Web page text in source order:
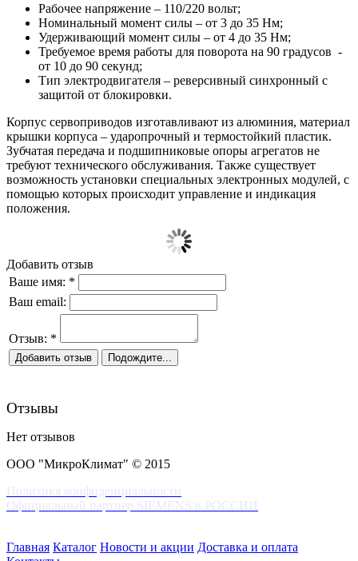
Рабочее напряжение – 110/220 вольт;
Номинальный момент силы – от 3 до 35 Нм;
Удерживающий момент силы – от 4 до 35 Нм;
Требуемое время работы для поворота на 90 градусов -
от 10 до 90 секунд;
Тип электродвигателя – реверсивный синхронный с
защитой от блокировки.
Корпус сервоприводов изготавливают из алюминия, материал
крышки корпуса – ударопрочный и термостойкий пластик.
Зубчатая передача и подшипниковые опоры агрегатов не
требуют технического обслуживания. Также существует
возможность установки специальных электронных модулей, с
помощью которых происходит управление и индикация
положения.
Добавить отзыв
Ваше имя: *
Ваш email:
Отзыв: *
Отзывы
Нет отзывов
ООО "МикроКлимат" © 2015
Политика конфиденциальности
Официальный партнер SIEMENS в РОССИИ
Главная Каталог Новости и акции Доставка и оплата